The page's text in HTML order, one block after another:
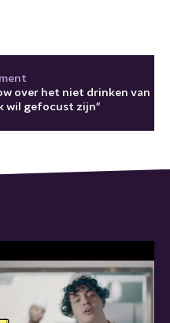
over het niet drinken van
wil gefocust zijn"